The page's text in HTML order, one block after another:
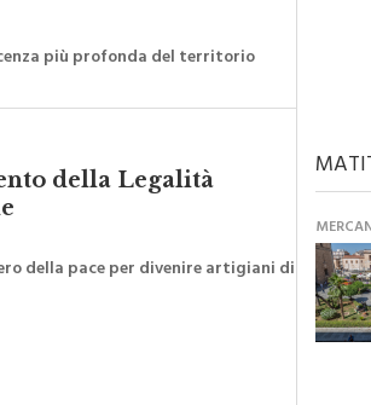
più profonda del territorio
della Legalità
della pace per divenire artigiani di